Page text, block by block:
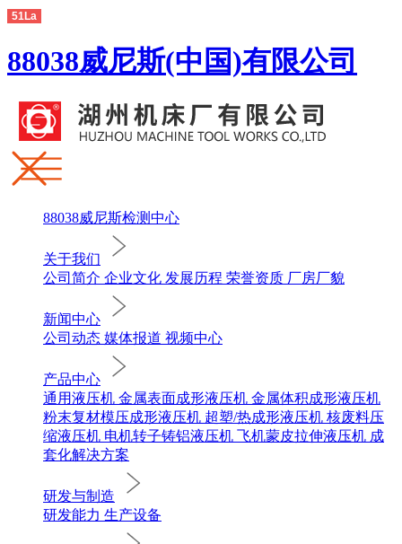
51La
88038威尼斯(中国)有限公司
88038威尼斯检测中心
关于我们
公司简介 企业文化 发展历程 荣誉资质 厂房厂貌
新闻中心
公司动态 媒体报道 视频中心
产品中心
通用液压机 金属表面成形液压机 金属体积成形液压机
粉末复材模压成形液压机 超塑/热成形液压机 核废料压
缩液压机 电机转子铸铝液压机 飞机蒙皮拉伸液压机 成
套化解决方案
研发与制造
研发能力 生产设备